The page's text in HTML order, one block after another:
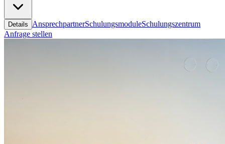
Details AnsprechpartnerSchulungsmoduleSchulungszentrum
Anfrage stellen